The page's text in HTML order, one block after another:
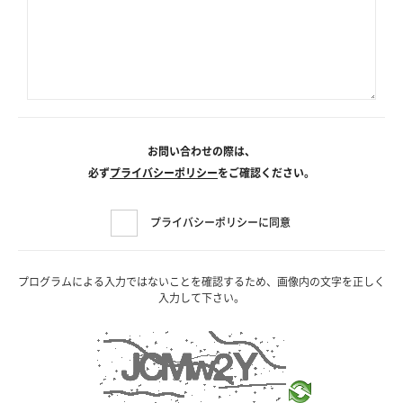
お問い合わせの際は、
必ずプライバシーポリシーをご確認ください。
プライバシーポリシーに同意
プログラムによる入力ではないことを確認するため、画像内の文字を正しく
入力して下さい。